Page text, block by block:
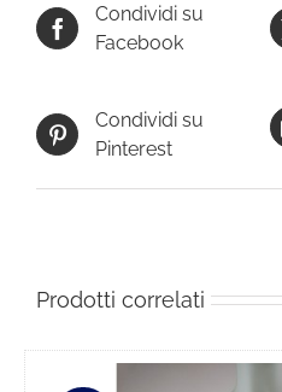
Condividi su
Facebook
Condividi su
Pinterest
Prodotti correlati